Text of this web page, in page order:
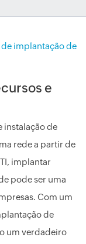
implantação de
e
instalação de
rede a partir de
implantar
pode ser uma
Com um
de
um verdadeiro